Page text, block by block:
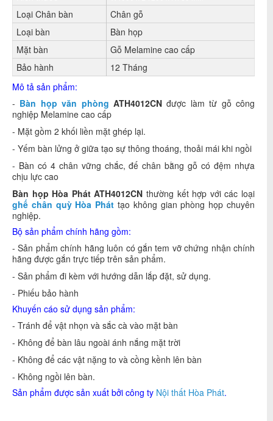
Loại Chân bàn
Chân gỗ
Loại bàn
Bàn họp
Mặt bàn
Gỗ Melamine cao cấp
Bảo hành
12 Tháng
Mô tả sản phẩm:
- Bàn họp văn phòng ATH4012CN được làm từ gỗ công
nghiệp Melamine cao cấp
- Mặt gồm 2 khối liền mặt ghép lại.
- Yếm bàn lửng ở giữa tạo sự thông thoáng, thoải mái khi ngồi
- Bàn có 4 chân vững chắc, đế chân bằng gỗ có đệm nhựa
chịu lực cao
Bàn họp Hòa PhátATH4012CN thường kết hợp với các loại
ghế chân quỳ Hòa Phát tạo không gian phòng họp chuyên
nghiệp.
Bộ sản phẩm chính hãng gồm:
- Sản phẩm chính hãng luôn có gắn tem vỡ chứng nhận chính
hãng được gắn trực tiếp trên sản phẩm.
- Sản phẩm đi kèm với hướng dẫn lắp đặt, sử dụng.
- Phiếu bảo hành
Khuyến cáo sử dụng sản phẩm:
- Tránh để vật nhọn và sắc cà vào mặt bàn
- Không để bàn lâu ngoài ánh nắng mặt trời
- Không để các vật nặng to và cồng kềnh lên bàn
- Không ngồi lên bàn.
Sản phẩm được sản xuất bởi công ty Nội thất Hòa Phát.